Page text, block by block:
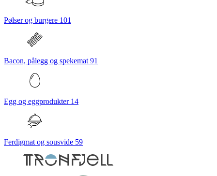
Pølser og burgere 101
Bacon, pålegg og spekemat 91
Egg og eggprodukter 14
Ferdigmat og sousvide 59